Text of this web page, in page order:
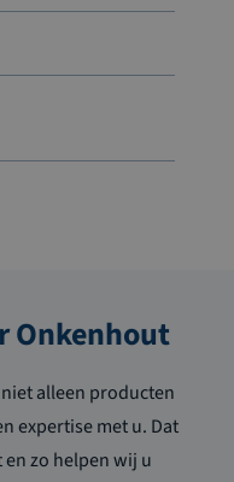
Onkenhout
alleen producten
expertise met u. Dat
zo helpen wij u